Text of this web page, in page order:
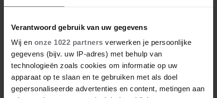
Verantwoord gebruik van uw gegevens
Wij en onze 1022 partners verwerken je persoonlijke
gegevens (bijv. uw IP-adres) met behulp van
technologieën zoals cookies om informatie op uw
apparaat op te slaan en te gebruiken met als doel
gepersonaliseerde advertenties en content, metingen aan
DIT IS DE FAVORIETE
BELGISCHE KONINKLIJKE
FAMILIE